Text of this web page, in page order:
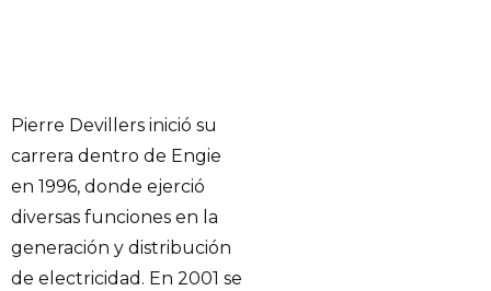
Pierre Devillers inició su
carrera dentro de Engie
en 1996, donde ejerció
diversas funciones en la
generación y distribución
de electricidad. En 2001 se